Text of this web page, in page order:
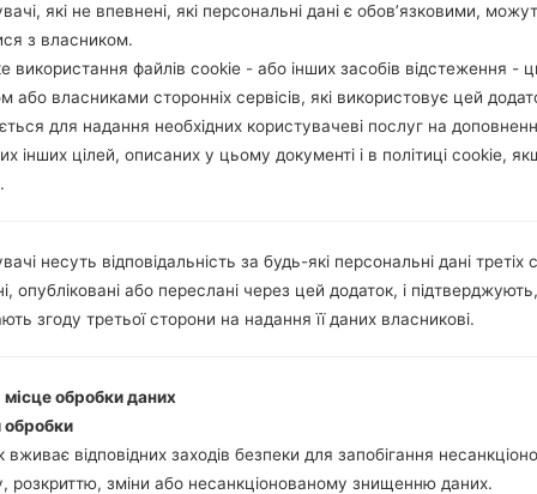
які не впевнені, які персональні дані є обов’язковими,
з власником.
використання файлів cookie - або інших засобів відстеження -
або власниками сторонніх сервісів, які використовує цей
для надання необхідних користувачеві послуг на
інших цілей, описаних у цьому документі і в політиці cookie,
несуть відповідальність за будь-які персональні дані третіх
опубліковані або переслані через цей додаток, і
згоду третьої сторони на надання її даних власникові.
місце обробки даних
вживає відповідних заходів безпеки для запобігання
розкриттю, зміни або несанкціонованому знищенню даних.